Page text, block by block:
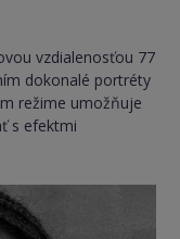
vzdialenosťou 77
dokonalé portréty
režime umožňuje
s efektmi